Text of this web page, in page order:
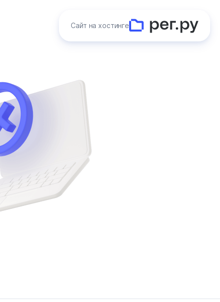
Сайт на хостинге